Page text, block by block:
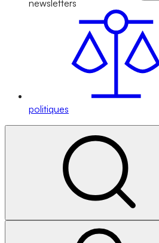
newsletters
politiques